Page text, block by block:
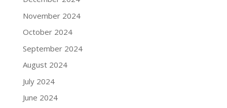
November 2024
October 2024
September 2024
August 2024
July 2024
June 2024